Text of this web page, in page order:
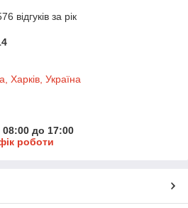
відгуків за рік
Харків, Україна
до 17:00
роботи